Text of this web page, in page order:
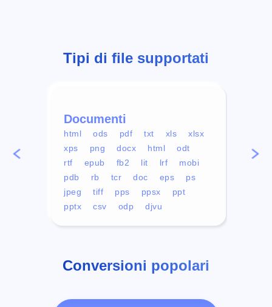
Tipi di file supportati
Documenti
html ods pdf txt xls
xlsx
xps
png docx html
odt
rtf
epub fb2 lit lrf
mobi
pdb
rb tcr doc eps
ps
jpeg
tiff pps ppsx
ppt
pptx
csv odp djvu
mp4
Conversioni popolari